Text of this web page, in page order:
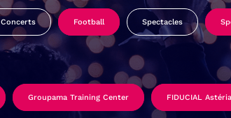
Concerts Football Spectacles
Groupama Training Center FIDUCIAL Astéria